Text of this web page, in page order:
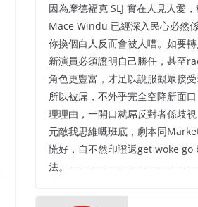
因為摩德褔克 SLJ 實在人見人愛，
Mace Windu 已經深入民心必然
你換個白人反而會被人嘈。如要
新演員必須證明自己勝任，甚至
角色更豐富，才足以說服觀眾接
所以被屌，不外乎完全空降新面
理理由，一開口就屌反對者係歧
元敵我思維嘅班底，劇本同
慌好，自不然印證返get woke go
法。